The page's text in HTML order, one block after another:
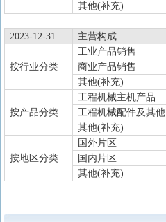
其他(补充)
2023-12-31 主营构成
按行业分类
工业产品销售
商业产品销售
其他(补充)
按产品分类
工程机械主机产品
工程机械配件及其他
其他(补充)
按地区分类
国外片区
国内片区
其他(补充)